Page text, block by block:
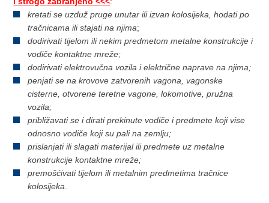
kretati se uzduž pruge unutar ili izvan kolosijeka, hodati po
tračnicama ili stajati na njima;
dodirivati tijelom ili nekim predmetom metalne konstrukcije i
vodiče kontaktne mreže;
dodirivati elektrovučna vozila i električne naprave na njima;
penjati se na krovove zatvorenih vagona, vagonske
cisterne, otvorene teretne vagone, lokomotive, pružna
vozila;
približavati se i dirati prekinute vodiče i predmete koji vise
odnosno vodiče koji su pali na zemlju;
prislanjati ili slagati materijal ili predmete uz metalne
konstrukcije kontaktne mreže;
premošćivati tijelom ili metalnim predmetima tračnice
kolosijeka